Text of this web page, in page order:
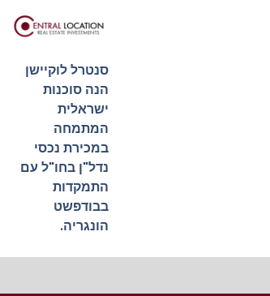
סנטרל לוקיישן
הנה סוכנות
ישראלית
המתמחה
במכירת נכסי
נדל"ן בחו"ל עם
התמקדות
בבודפשט
הונגריה.